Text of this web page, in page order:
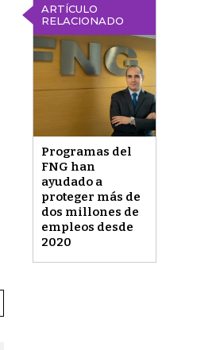
ARTÍCULO
RELACIONADO
Programas del
FNG han
ayudado a
proteger más de
dos millones de
empleos desde
2020